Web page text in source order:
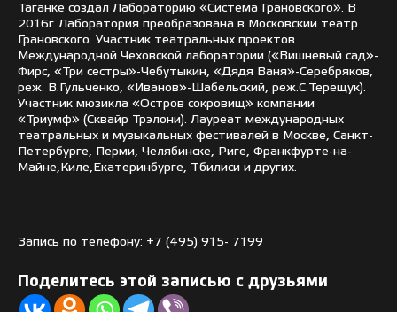
Таганке создал Лабораторию «Система Грановского». В
2016г. Лаборатория преобразована в Московский театр
Грановского. Участник театральных проектов
Международной Чеховской лаборатории («Вишневый сад»-
Фирс, «Три сестры»-Чебутыкин, «Дядя Ваня»-Серебряков,
реж. В.Гульченко, «Иванов»-Шабельский, реж.С.Терещук).
Участник мюзикла «Остров сокровищ» компании
«Триумф» (Сквайр Трэлони). Лауреат международных
театральных и музыкальных фестивалей в Москве, Санкт-
Петербурге, Перми, Челябинске, Риге, Франкфурте-на-
Майне,Киле,Екатеринбурге, Тбилиси и других.
Запись по телефону: +7 (495) 915- 7199
Поделитесь этой записью с друзьями